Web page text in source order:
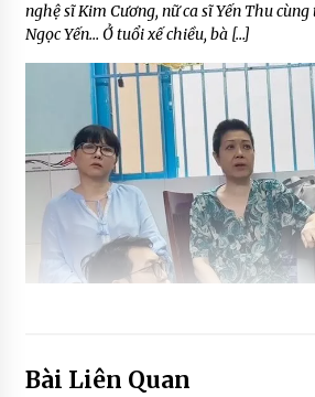
nghệ sĩ Kim Cương, nữ ca sĩ Yến Thu
Ngọc Yến… Ở tuổi xế chiều, bà […]
Bài Liên Quan